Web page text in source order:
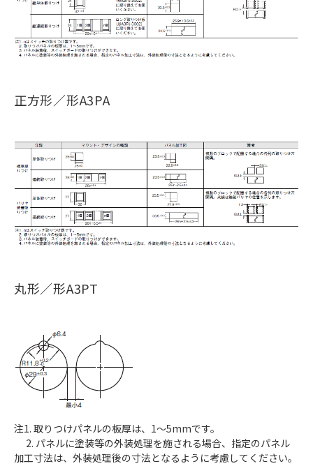
正方形／形A3PA
丸形／形A3PT
注1. 取りつけパネルの板厚は、1～5mmです。
2. パネルに塗装等の外装処理を施される場合、指定のパネル
加工寸法は、外装処理後の寸法となるように考慮してください。